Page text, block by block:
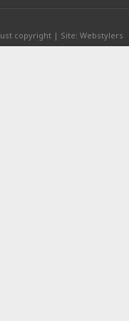
copyright | Site: Webstylers